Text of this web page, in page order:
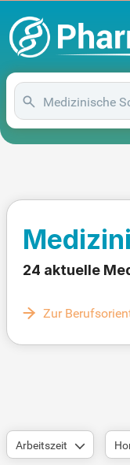
24 aktuelle
Zur
Arbeitszeit